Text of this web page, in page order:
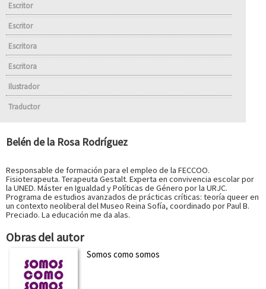
Escritor
Escritor
Escritora
Escritora
Ilustrador
Traductor
Belén de la Rosa Rodríguez
Responsable de formación para el empleo de la FECCOO.
Fisioterapeuta. Terapeuta Gestalt. Experta en convivencia escolar por
la UNED. Máster en Igualdad y Políticas de Género por la URJC.
Programa de estudios avanzados de prácticas críticas: teoría queer en
un contexto neoliberal del Museo Reina Sofía, coordinado por Paul B.
Preciado. La educación me da alas.
Obras del autor
Somos como somos